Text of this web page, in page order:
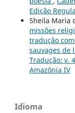
Edição
Sheila Maria
missões
tradução
sauvages de
Tradução: v.
Amazônia IV
Idioma